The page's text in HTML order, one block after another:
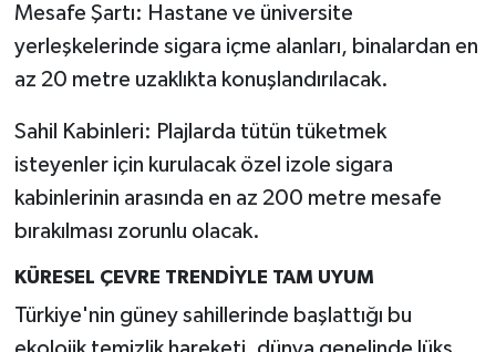
Mesafe Şartı: Hastane ve üniversite
yerleşkelerinde sigara içme alanları, binalardan en
az 20 metre uzaklıkta konuşlandırılacak.
Sahil Kabinleri: Plajlarda tütün tüketmek
isteyenler için kurulacak özel izole sigara
kabinlerinin arasında en az 200 metre mesafe
bırakılması zorunlu olacak.
KÜRESEL ÇEVRE TRENDİYLE TAM UYUM
Türkiye'nin güney sahillerinde başlattığı bu